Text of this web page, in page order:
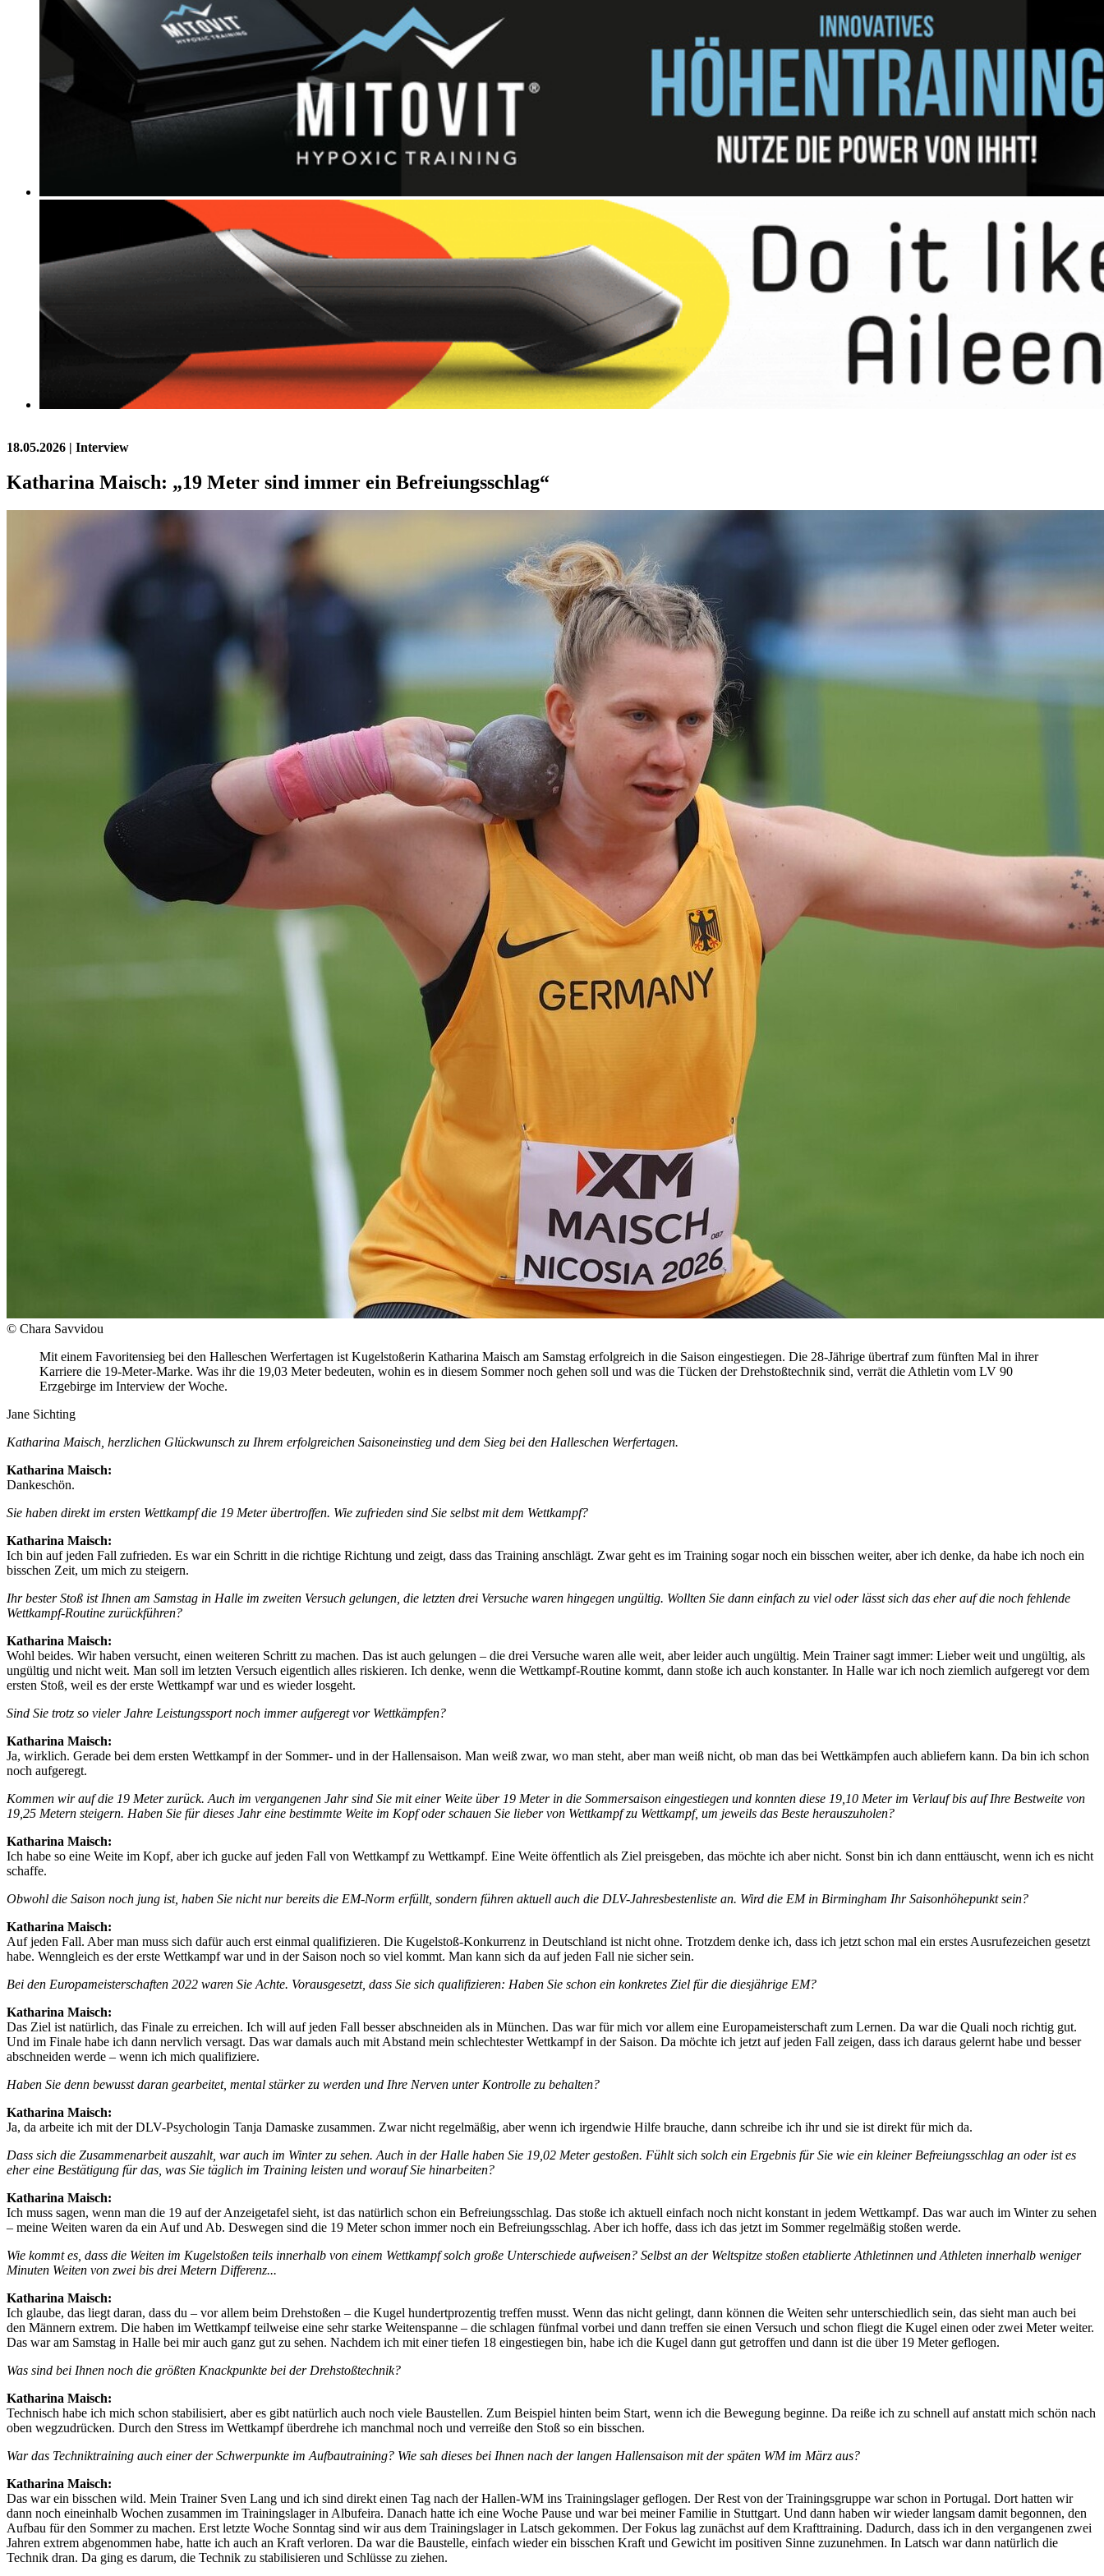
18.05.2026 | Interview
Katharina Maisch: „19 Meter sind immer ein Befreiungsschlag“
© Chara Savvidou
Mit einem Favoritensieg bei den Halleschen Werfertagen ist Kugelstoßerin Katharina Maisch am Samstag erfolgreich in die Saison eingestiegen. Die 28-Jährige übertraf zum fünften Mal in ihrer
Karriere die 19-Meter-Marke. Was ihr die 19,03 Meter bedeuten, wohin es in diesem Sommer noch gehen soll und was die Tücken der Drehstoßtechnik sind, verrät die Athletin vom LV 90
Erzgebirge im Interview der Woche.
Jane Sichting
Katharina Maisch, herzlichen Glückwunsch zu Ihrem erfolgreichen Saisoneinstieg und dem Sieg bei den Halleschen Werfertagen.
Katharina Maisch:
Dankeschön.
Sie haben direkt im ersten Wettkampf die 19 Meter übertroffen. Wie zufrieden sind Sie selbst mit dem Wettkampf?
Katharina Maisch:
Ich bin auf jeden Fall zufrieden. Es war ein Schritt in die richtige Richtung und zeigt, dass das Training anschlägt. Zwar geht es im Training sogar noch ein bisschen weiter, aber ich denke, da habe ich noch ein
bisschen Zeit, um mich zu steigern.
Ihr bester Stoß ist Ihnen am Samstag in Halle im zweiten Versuch gelungen, die letzten drei Versuche waren hingegen ungültig. Wollten Sie dann einfach zu viel oder lässt sich das eher auf die noch fehlende
Wettkampf-Routine zurückführen?
Katharina Maisch:
Wohl beides. Wir haben versucht, einen weiteren Schritt zu machen. Das ist auch gelungen – die drei Versuche waren alle weit, aber leider auch ungültig. Mein Trainer sagt immer: Lieber weit und ungültig, als
ungültig und nicht weit. Man soll im letzten Versuch eigentlich alles riskieren. Ich denke, wenn die Wettkampf-Routine kommt, dann stoße ich auch konstanter. In Halle war ich noch ziemlich aufgeregt vor dem
ersten Stoß, weil es der erste Wettkampf war und es wieder losgeht.
Sind Sie trotz so vieler Jahre Leistungssport noch immer aufgeregt vor Wettkämpfen?
Katharina Maisch:
Ja, wirklich. Gerade bei dem ersten Wettkampf in der Sommer- und in der Hallensaison. Man weiß zwar, wo man steht, aber man weiß nicht, ob man das bei Wettkämpfen auch abliefern kann. Da bin ich schon
noch aufgeregt.
Kommen wir auf die 19 Meter zurück. Auch im vergangenen Jahr sind Sie mit einer Weite über 19 Meter in die Sommersaison eingestiegen und konnten diese 19,10 Meter im Verlauf bis auf Ihre Bestweite von
19,25 Metern steigern. Haben Sie für dieses Jahr eine bestimmte Weite im Kopf oder schauen Sie lieber von Wettkampf zu Wettkampf, um jeweils das Beste herauszuholen?
Katharina Maisch:
Ich habe so eine Weite im Kopf, aber ich gucke auf jeden Fall von Wettkampf zu Wettkampf. Eine Weite öffentlich als Ziel preisgeben, das möchte ich aber nicht. Sonst bin ich dann enttäuscht, wenn ich es nicht
schaffe.
Obwohl die Saison noch jung ist, haben Sie nicht nur bereits die EM-Norm erfüllt, sondern führen aktuell auch die DLV-Jahresbestenliste an. Wird die EM in Birmingham Ihr Saisonhöhepunkt sein?
Katharina Maisch:
Auf jeden Fall. Aber man muss sich dafür auch erst einmal qualifizieren. Die Kugelstoß-Konkurrenz in Deutschland ist nicht ohne. Trotzdem denke ich, dass ich jetzt schon mal ein erstes Ausrufezeichen gesetzt
habe. Wenngleich es der erste Wettkampf war und in der Saison noch so viel kommt. Man kann sich da auf jeden Fall nie sicher sein.
Bei den Europameisterschaften 2022 waren Sie Achte. Vorausgesetzt, dass Sie sich qualifizieren: Haben Sie schon ein konkretes Ziel für die diesjährige EM?
Katharina Maisch:
Das Ziel ist natürlich, das Finale zu erreichen. Ich will auf jeden Fall besser abschneiden als in München. Das war für mich vor allem eine Europameisterschaft zum Lernen. Da war die Quali noch richtig gut.
Und im Finale habe ich dann nervlich versagt. Das war damals auch mit Abstand mein schlechtester Wettkampf in der Saison. Da möchte ich jetzt auf jeden Fall zeigen, dass ich daraus gelernt habe und besser
abschneiden werde – wenn ich mich qualifiziere.
Haben Sie denn bewusst daran gearbeitet, mental stärker zu werden und Ihre Nerven unter Kontrolle zu behalten?
Katharina Maisch:
Ja, da arbeite ich mit der DLV-Psychologin Tanja Damaske zusammen. Zwar nicht regelmäßig, aber wenn ich irgendwie Hilfe brauche, dann schreibe ich ihr und sie ist direkt für mich da.
Dass sich die Zusammenarbeit auszahlt, war auch im Winter zu sehen. Auch in der Halle haben Sie 19,02 Meter gestoßen. Fühlt sich solch ein Ergebnis für Sie wie ein kleiner Befreiungsschlag an oder ist es
eher eine Bestätigung für das, was Sie täglich im Training leisten und worauf Sie hinarbeiten?
Katharina Maisch:
Ich muss sagen, wenn man die 19 auf der Anzeigetafel sieht, ist das natürlich schon ein Befreiungsschlag. Das stoße ich aktuell einfach noch nicht konstant in jedem Wettkampf. Das war auch im Winter zu sehen
– meine Weiten waren da ein Auf und Ab. Deswegen sind die 19 Meter schon immer noch ein Befreiungsschlag. Aber ich hoffe, dass ich das jetzt im Sommer regelmäßig stoßen werde.
Wie kommt es, dass die Weiten im Kugelstoßen teils innerhalb von einem Wettkampf solch große Unterschiede aufweisen? Selbst an der Weltspitze stoßen etablierte Athletinnen und Athleten innerhalb weniger
Minuten Weiten von zwei bis drei Metern Differenz...
Katharina Maisch:
Ich glaube, das liegt daran, dass du – vor allem beim Drehstoßen – die Kugel hundertprozentig treffen musst. Wenn das nicht gelingt, dann können die Weiten sehr unterschiedlich sein, das sieht man auch bei
den Männern extrem. Die haben im Wettkampf teilweise eine sehr starke Weitenspanne – die schlagen fünfmal vorbei und dann treffen sie einen Versuch und schon fliegt die Kugel einen oder zwei Meter weiter.
Das war am Samstag in Halle bei mir auch ganz gut zu sehen. Nachdem ich mit einer tiefen 18 eingestiegen bin, habe ich die Kugel dann gut getroffen und dann ist die über 19 Meter geflogen.
Was sind bei Ihnen noch die größten Knackpunkte bei der Drehstoßtechnik?
Katharina Maisch:
Technisch habe ich mich schon stabilisiert, aber es gibt natürlich auch noch viele Baustellen. Zum Beispiel hinten beim Start, wenn ich die Bewegung beginne. Da reiße ich zu schnell auf anstatt mich schön nach
oben wegzudrücken. Durch den Stress im Wettkampf überdrehe ich manchmal noch und verreiße den Stoß so ein bisschen.
War das Techniktraining auch einer der Schwerpunkte im Aufbautraining? Wie sah dieses bei Ihnen nach der langen Hallensaison mit der späten WM im März aus?
Katharina Maisch:
Das war ein bisschen wild. Mein Trainer Sven Lang und ich sind direkt einen Tag nach der Hallen-WM ins Trainingslager geflogen. Der Rest von der Trainingsgruppe war schon in Portugal. Dort hatten wir
dann noch eineinhalb Wochen zusammen im Trainingslager in Albufeira. Danach hatte ich eine Woche Pause und war bei meiner Familie in Stuttgart. Und dann haben wir wieder langsam damit begonnen, den
Aufbau für den Sommer zu machen. Erst letzte Woche Sonntag sind wir aus dem Trainingslager in Latsch gekommen. Der Fokus lag zunächst auf dem Krafttraining. Dadurch, dass ich in den vergangenen zwei
Jahren extrem abgenommen habe, hatte ich auch an Kraft verloren. Da war die Baustelle, einfach wieder ein bisschen Kraft und Gewicht im positiven Sinne zuzunehmen. In Latsch war dann natürlich die
Technik dran. Da ging es darum, die Technik zu stabilisieren und Schlüsse zu ziehen.